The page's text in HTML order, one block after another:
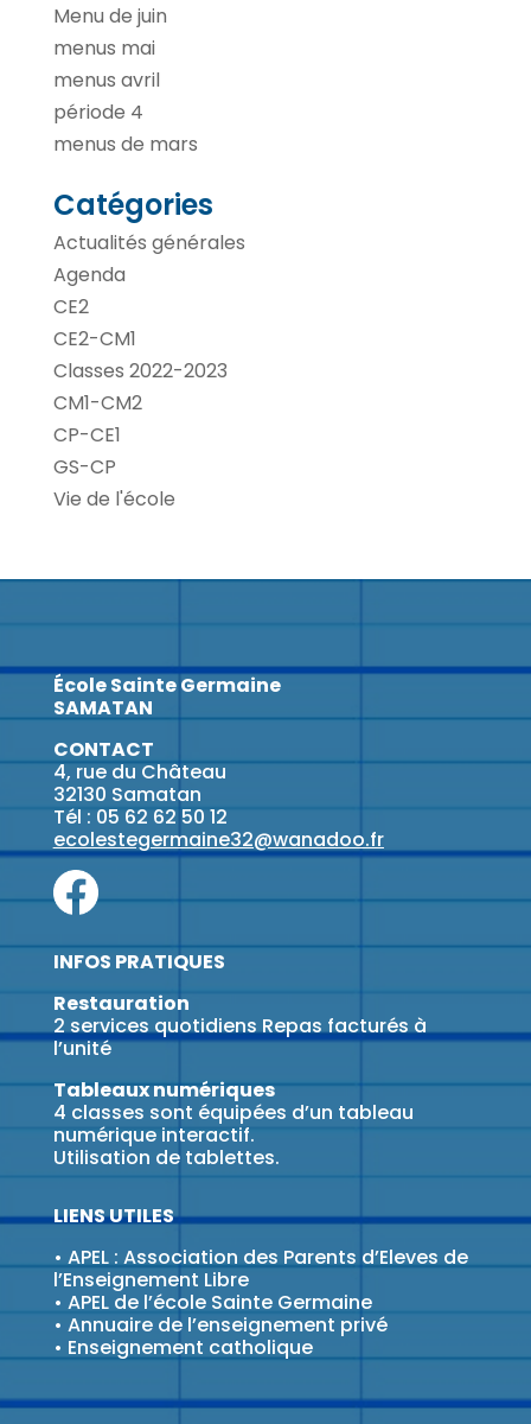
Menu de juin
menus mai
menus avril
période 4
menus de mars
Catégories
Actualités générales
Agenda
CE2
CE2-CM1
Classes 2022-2023
CM1-CM2
CP-CE1
GS-CP
Vie de l'école
École Sainte Germaine
SAMATAN
CONTACT
4, rue du Château
32130 Samatan
Tél : 05 62 62 50 12
ecolestegermaine32@wanadoo.fr
INFOS PRATIQUES
Restauration
2 services quotidiens Repas facturés à
l’unité
Tableaux numériques
4 classes sont équipées d’un tableau
numérique interactif.
Utilisation de tablettes.
LIENS UTILES
• APEL : Association des Parents d’Eleves de
l’Enseignement Libre
• APEL de l’école Sainte Germaine
• Annuaire de l’enseignement privé
• Enseignement catholique